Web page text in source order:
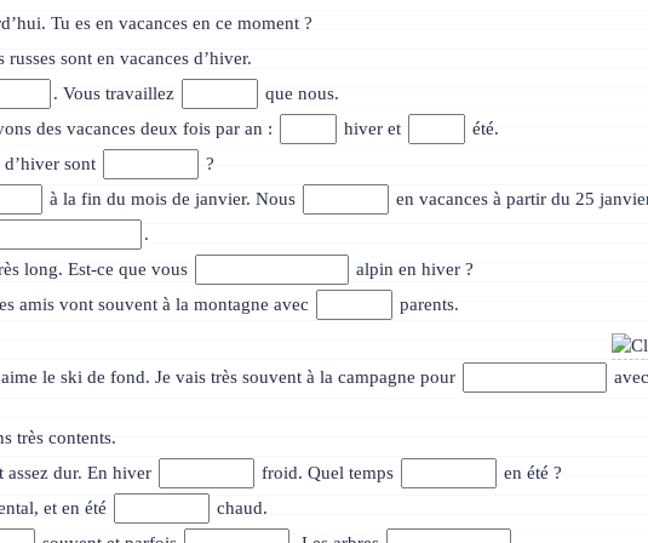
Tu es en vacances en ce moment ?
russes sont en vacances d’hiver.
. Vous travaillez
que nous.
des vacances deux fois par an :
hiver et
été.
d’hiver sont
?
à la fin du mois de janvier. Nous
en vacances à partir du 25
.
long. Est-ce que vous
alpin en hiver ?
amis vont souvent à la montagne avec
parents.
aime le ski de fond. Je vais très souvent à la campagne pour
très contents.
assez dur. En hiver
froid. Quel temps
en été ?
et en été
chaud.